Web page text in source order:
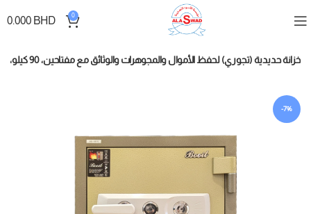
0
0.000 BHD
خزانة حديدية (تجوري) لحفظ الأموال والمجوهرات والوثائق مع مفتاحين، 90 كيلو، ذهبي ورصاصي
-7%